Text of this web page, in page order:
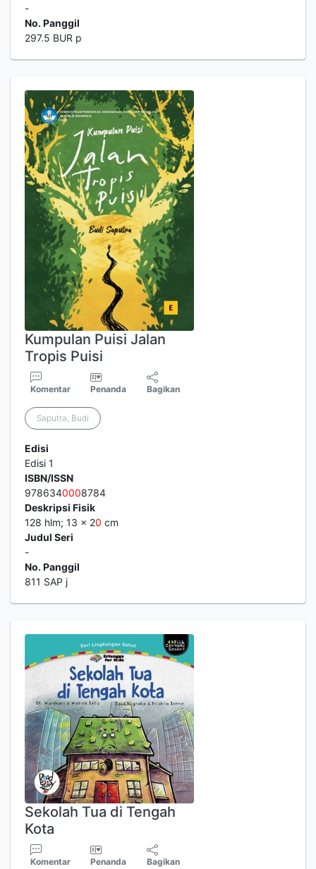
-
No. Panggil
297.5 BUR p
Kumpulan Puisi Jalan
Tropis Puisi
Komentar Penanda Bagikan
Saputra, Budi
Edisi
Edisi 1
ISBN/ISSN
9786340008784
Deskripsi Fisik
128 hlm; 13 x 20 cm
Judul Seri
-
No. Panggil
811 SAP j
Sekolah Tua di Tengah
Kota
Komentar Penanda Bagikan